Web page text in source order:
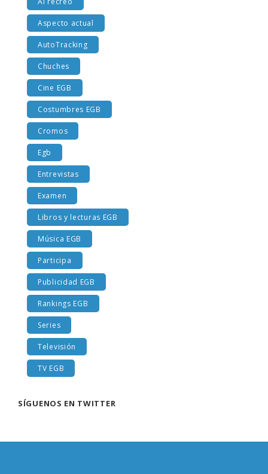
Al recreo
Aspecto actual
AutoTracking
Chuches
Cine EGB
Costumbres EGB
Cromos
Egb
Entrevistas
Examen
Libros y lecturas EGB
Música EGB
Participa
Publicidad EGB
Rankings EGB
Series
Televisión
TV EGB